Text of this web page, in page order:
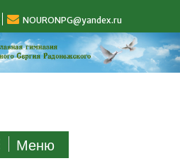
NOURONPG@yandex.ru
Меню